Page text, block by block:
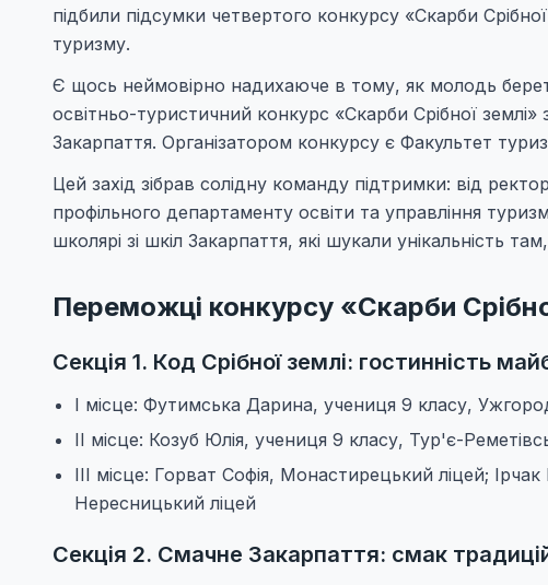
підбили підсумки четвертого конкурсу «Скарби
туризму.
Є щось неймовірно надихаюче в тому, як молодь
освітньо-туристичний конкурс «Скарби Срібної землі»
Закарпаття. Організатором конкурсу є Факультет
Цей захід зібрав солідну команду підтримки: від
профільного департаменту освіти та управління
школярі зі шкіл Закарпаття, які шукали унікальність
Переможці конкурсу «Скарби
Секція 1. Код Срібної землі: гостинність
I місце: Футимська Дарина, учениця 9 класу,
II місце: Козуб Юлія, учениця 9 класу, Тур'є-
III місце: Горват Софія, Монастирецький ліцей;
Нересницький ліцей
Секція 2. Смачне Закарпаття: смак